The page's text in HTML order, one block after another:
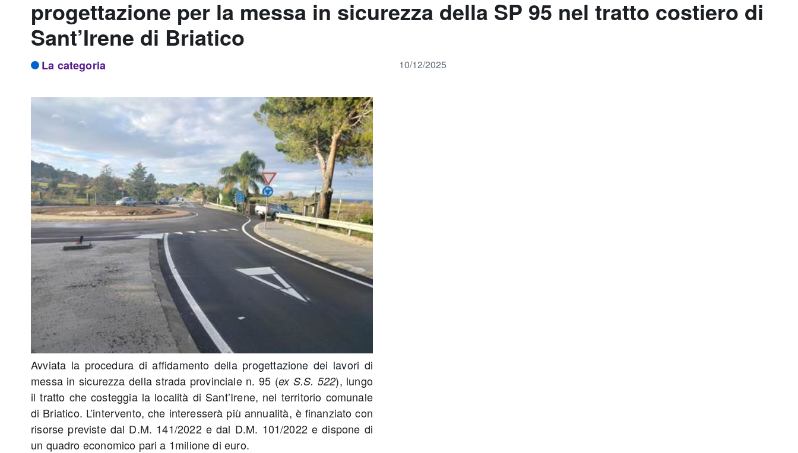
progettazione per la messa in sicurezza della SP 95 nel tratto costiero di
Sant’Irene di Briatico
La categoria 10/12/2025
Avviata la procedura di affidamento della progettazione dei lavori di
messa in sicurezza della strada provinciale n. 95 (ex S.S. 522), lungo
il tratto che costeggia la località di Sant’Irene, nel territorio comunale
di Briatico. L’intervento, che interesserà più annualità, è finanziato con
risorse previste dal D.M. 141/2022 e dal D.M. 101/2022 e dispone di
un quadro economico pari a 1milione di euro.